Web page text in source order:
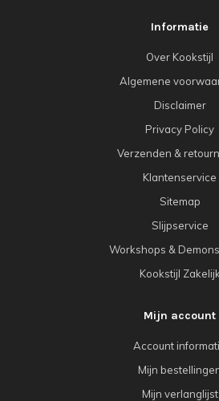
Informatie
Over Kookstijl
Algemene
Disclaimer
Privacy Policy
Verzenden &
Klantenservice
Sitemap
Slijpservice
Workshops &
Kookstijl Zakelijk
Mijn account
Account
Mijn
Mijn verlanglijst